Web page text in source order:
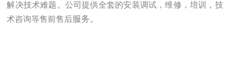
解决技术难题。公司提供全套的安装调试，维修，培训，技
术咨询等售前售后服务。